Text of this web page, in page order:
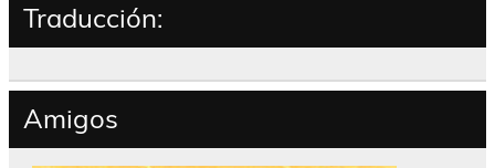
Traducción:
Amigos